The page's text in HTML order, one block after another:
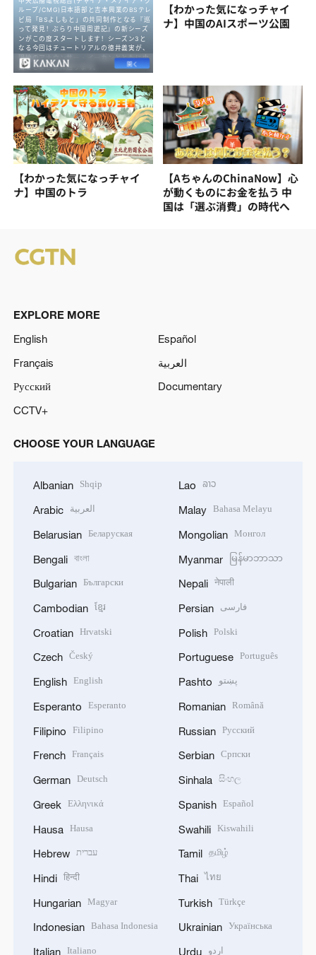
【わかった気になっチャイ
ナ】中国のAIスポーツ公園
【わかった気になっチャイ
ナ】中国のトラ
【AちゃんのChinaNow】心
が動くものにお金を払う 中
国は「選ぶ消費」の時代へ
EXPLORE MORE
English
Español
Français
العربية
Русский
Documentary
CCTV+
CHOOSE YOUR LANGUAGE
Albanian Shqip
Arabic العربية
Belarusian Беларуская
Bengali বাংলা
Bulgarian Български
Cambodian ខ្មែរ
Croatian Hrvatski
Czech Český
English English
Esperanto Esperanto
Filipino Filipino
French Français
German Deutsch
Greek Ελληνικά
Hausa Hausa
Hebrew עברית
Hindi हिन्दी
Hungarian Magyar
Indonesian Bahasa Indonesia
Italian Italiano
Lao ລາວ
Malay Bahasa Melayu
Mongolian Монгол
Myanmar မြန်မာဘာသာ
Nepali नेपाली
Persian فارسی
Polish Polski
Portuguese Português
Pashto پښتو
Romanian Română
Russian Русский
Serbian Српски
Sinhala සිංහල
Spanish Español
Swahili Kiswahili
Tamil தமிழ்
Thai ไทย
Turkish Türkçe
Ukrainian Українська
Urdu اردو